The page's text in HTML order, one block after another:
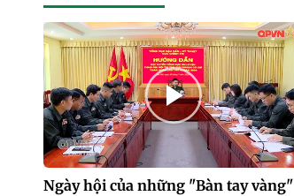
Ngày hội của những "Bàn tay vàng"